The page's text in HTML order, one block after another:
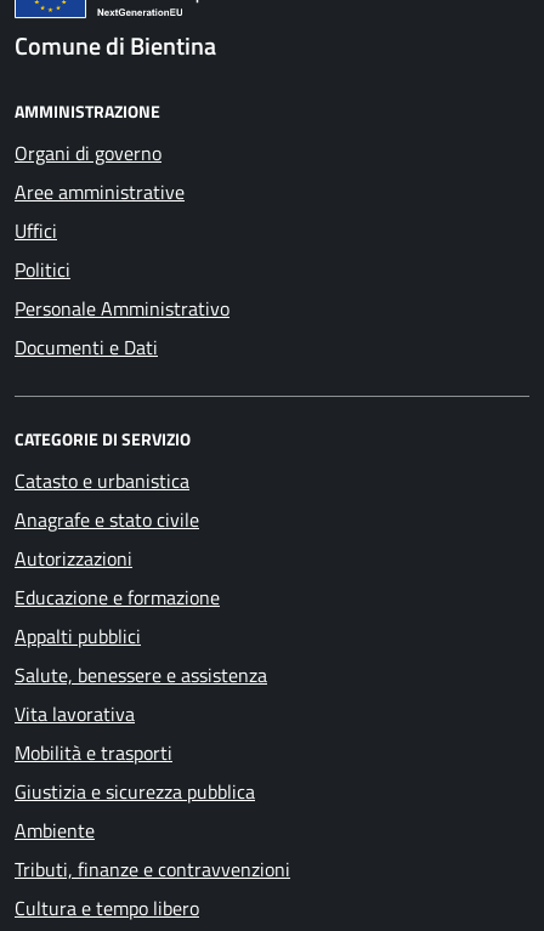
Comune di Bientina
AMMINISTRAZIONE
Organi di governo
Aree amministrative
Uffici
Politici
Personale Amministrativo
Documenti e Dati
CATEGORIE DI SERVIZIO
Catasto e urbanistica
Anagrafe e stato civile
Autorizzazioni
Educazione e formazione
Appalti pubblici
Salute, benessere e assistenza
Vita lavorativa
Mobilità e trasporti
Giustizia e sicurezza pubblica
Ambiente
Tributi, finanze e contravvenzioni
Cultura e tempo libero